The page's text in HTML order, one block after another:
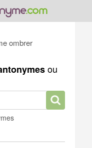
ombrer
ou